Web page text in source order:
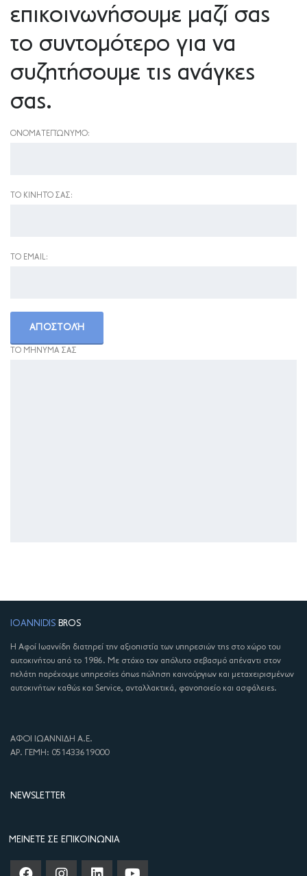
επικοινωνήσουμε μαζί σας
το συντομότερο για να
συζητήσουμε τις ανάγκες
σας.
ΟΝΟΜΑΤΕΠΏΝΥΜΟ:
ΤΟ ΚΙΝΗΤΌ ΣΑΣ:
ΤΟ EMAIL:
ΤΟ ΜΉΝΥΜΑ ΣΑΣ
IOANNIDIS BROS
Η Αφοί Ιωαννίδη διατηρεί την αξιοπιστία των υπηρεσιών της στο χώρο του
αυτοκινήτου από το 1986. Με στόχο τον απόλυτο σεβασμό απέναντι στον
πελάτη παρέχουμε υπηρεσίες όπως πώληση καινούργιων και μεταχειρισμένων
αυτοκινήτων καθώς και Service, ανταλλακτικά, φανοποιείο και ασφάλειες.
ΑΦΟΙ ΙΩΑΝΝΙΔΗ Α.Ε.
ΑΡ. ΓΕΜΗ: 051433619000
NEWSLETTER
ΜΕΊΝΕΤΕ ΣΕ ΕΠΙΚΟΙΝΩΝΊΑ